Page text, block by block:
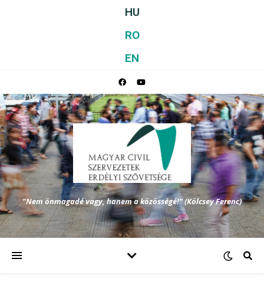
HU
RO
EN
"Nem önmagadé vagy, hanem a közösségé!" (Kölcsey Ferenc)